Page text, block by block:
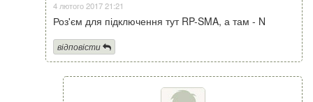
4 лютого 2017 21:21
Роз'єм для підключення тут RP-SMA, а там - N
відповісти